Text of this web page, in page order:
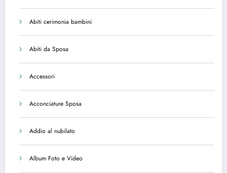
Abiti cerimonia bambini
Abiti da Sposa
Accessori
Acconciature Sposa
Addio al nubilato
Album Foto e Video